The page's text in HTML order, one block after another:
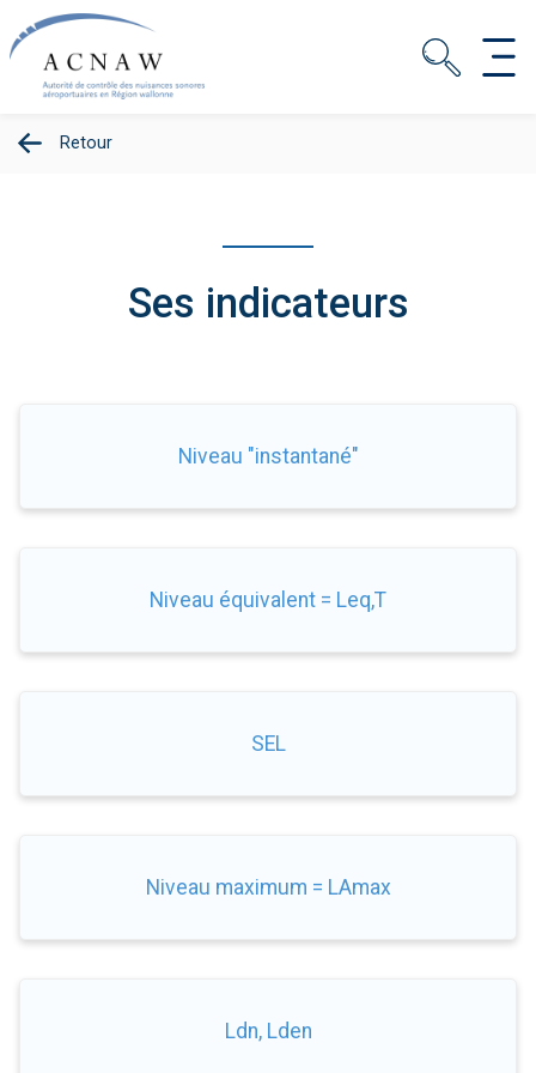
Retour
Ses indicateurs
Niveau "instantané"
Niveau équivalent = Leq,T
SEL
Niveau maximum = LAmax
Ldn, Lden